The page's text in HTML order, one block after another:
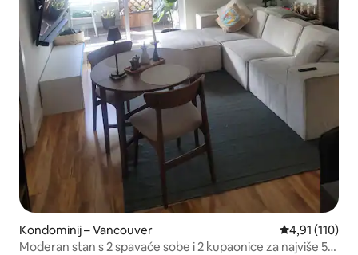
Kondominij – Vancouver Prosječna
4,91 (110)
Moderan stan s 2 spavaće sobe i 2 kupaonice za najviše 5